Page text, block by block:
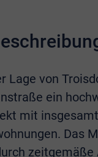
Lage von
ein
mit
Das
zeitgemäße